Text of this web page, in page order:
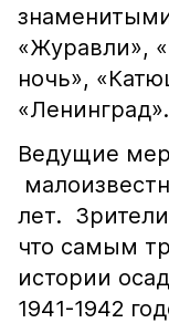
«Журавли»,
ночь»,
«Ленинград».
Ведущие
лет.
что самым
истории
1941-1942